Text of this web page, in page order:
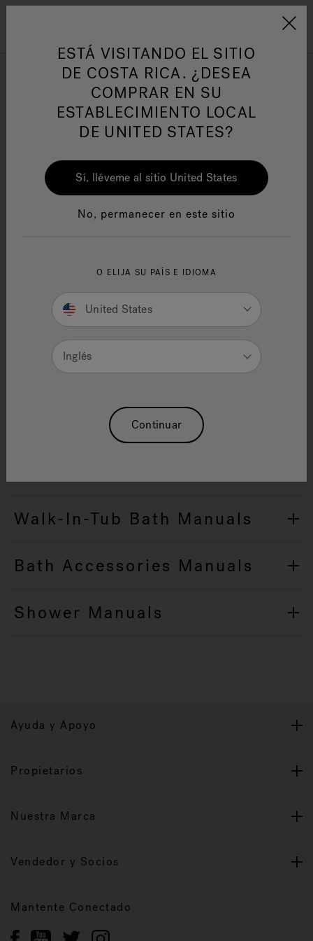
Jacuzzi&reg; Latin
Responsabilidad Social
HIDROMASAJE
Owner's Manuals
Select from the categories below to view Owners
Bath Manuals
Walk-In-Tub Bath Manuals
Bath Accessories Manuals
Shower Manuals
Ayuda y Apoyo
Propietarios
Nuestra Marca
Vendedor y Socios
Mantente Conectado
ESTÁ VISITANDO EL SITIO
DE COSTA RICA. ¿DESEA
COMPRAR EN SU
ESTABLECIMIENTO LOCAL
DE UNITED STATES?
Sí, lléveme al sitio United States
No, permanecer en este sitio
O ELIJA SU PAÍS E IDIOMA
United States
Inglés
Continuar